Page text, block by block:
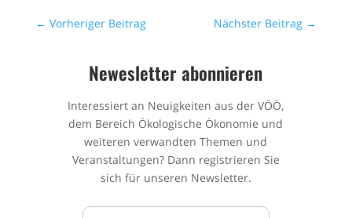
← Vorheriger Beitrag Nächster Beitrag →
Newesletter abonnieren
Interessiert an Neuigkeiten aus der VÖÖ,
dem Bereich Ökologische Ökonomie und
weiteren verwandten Themen und
Veranstaltungen? Dann registrieren Sie
sich für unseren Newsletter.